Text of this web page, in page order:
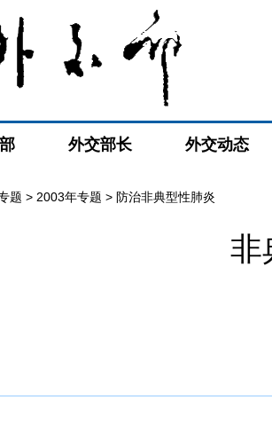
外交部长 外交动态
题 > 2003年专题 > 防治非典型性肺炎
非